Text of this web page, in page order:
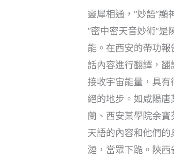
靈犀相通，“妙語”顯
“密中密天音妙術”
能。在西安的帶功
話內容進行翻譯，
接收宇宙能量，具有
絕的地步。如咸陽
蘭、西安某學院余
天語的內容和他們
漣，當眾下跪。陝